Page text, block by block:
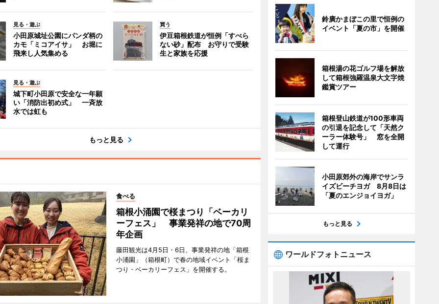
見る・遊ぶ
小田原城址公園にパンダ柄の
カモ「ミコアイサ」 お堀に
飛来し人気集める
買う
伊豆箱根鉄道が恒例「すべら
ない砂」配布 お守りで受験
生と家族を応援
見る・遊ぶ
城下町小田原で安全な一年願
い「消防出初め式」 一斉放
水では虹も
もっと見る
食べる
箱根小涌園で桜まつり「ベーカリ
ーフェス」 事業発祥の地で70周
年企画
藤田観光は4月5日・6日、事業発祥の地「箱根
小涌園」（箱根町）で春の地域イベント「桜ま
つり・ベーカリーフェス」を開催する。
鈴廣かまぼこの里で恒例の
イベント「夏の市」を開催
箱根湯の花ゴルフ場を解放
して箱根強羅温泉大文字焼
鑑賞ツアー
箱根登山鉄道が100形車両
の引退を記念して「天然ク
ーラー体験号」 窓を全開
して運行
小田原郊外の海岸でサンラ
イズビーチヨガ 8月8日は
「夏のエンジョイヨガ」
もっと見る
ワールドフォトニュース